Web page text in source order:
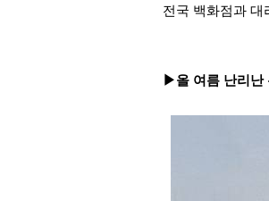
전국 백화점과 대
▶올 여름 난리난